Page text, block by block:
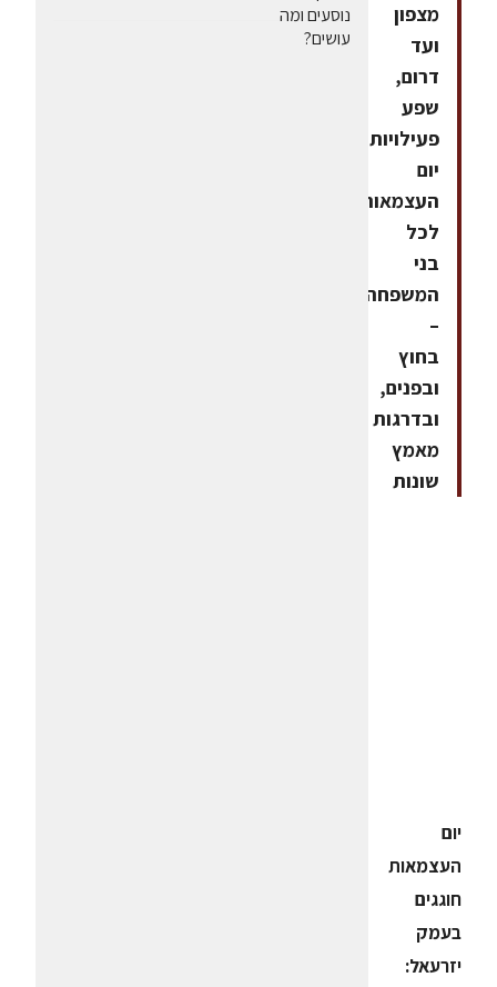
מצפון
ועד
דרום,
שפע
פעילויות
יום
העצמאות
לכל
בני
המשפחה
–
בחוץ
ובפנים,
ובדרגות
מאמץ
שונות
יום
העצמאות
חוגגים
בעמק
יזרעאל: